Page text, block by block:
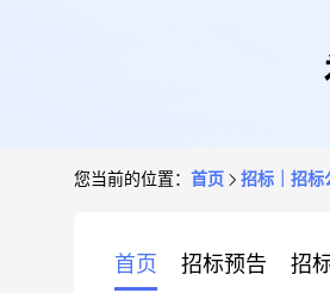
您当前的位置： 首页 招标｜招标
首页 招标预告 招